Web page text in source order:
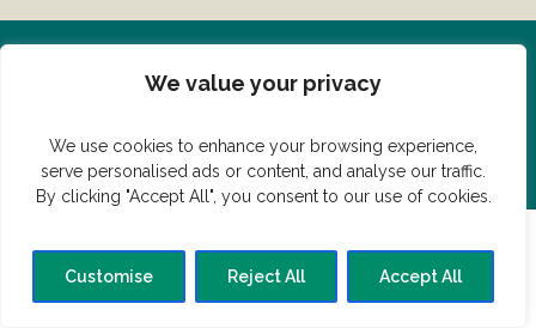
We value your privacy
We use cookies to enhance your browsing experience,
serve personalised ads or content, and analyse our traffic.
By clicking "Accept All", you consent to our use of cookies.
Customise Reject All Accept All
Del din ret her!
Har du en konge ret du vil dele?
© Vildmedmad.dk 2019. God og nem mad!